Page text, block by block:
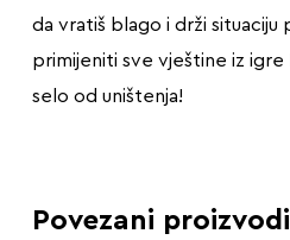
da vratiš blago i drži
primijeniti sve vještine iz
selo od uništenja!
Povezani proizvodi